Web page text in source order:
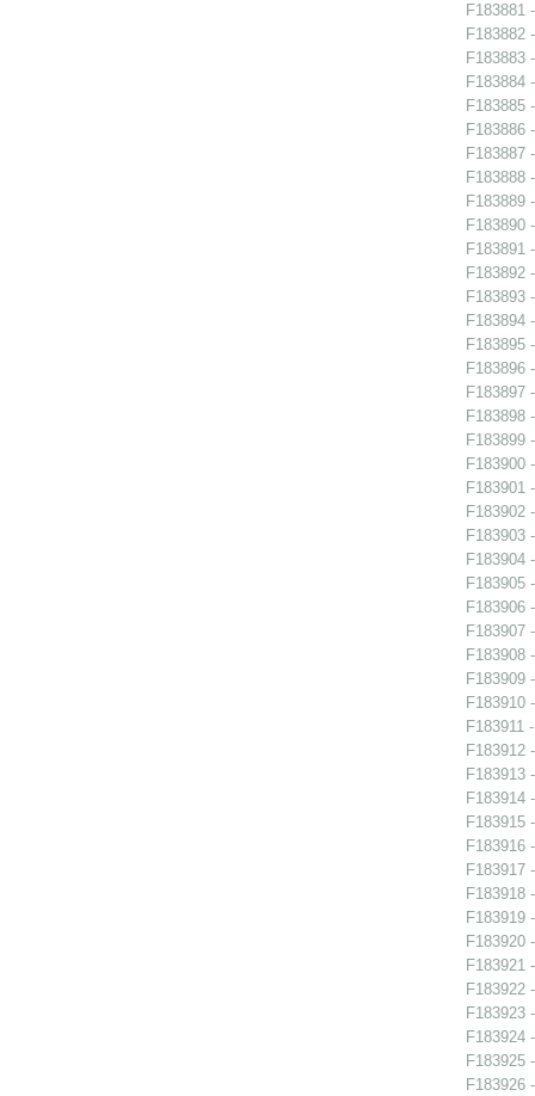
F183881
F183882
F183883
F183884
F183885
F183886
F183887
F183888
F183889
F183890
F183891
F183892
F183893
F183894
F183895
F183896
F183897
F183898
F183899
F183900
F183901
F183902
F183903
F183904
F183905
F183906
F183907
F183908
F183909
F183910
F183911
F183912
F183913
F183914
F183915
F183916
F183917
F183918
F183919
F183920
F183921
F183922
F183923
F183924
F183925
F183926